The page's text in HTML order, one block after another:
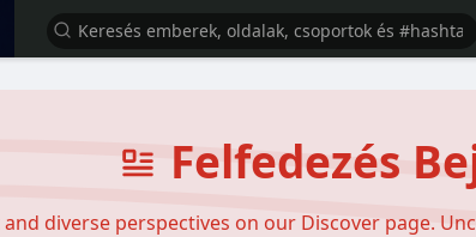
Felfedezés
diverse perspectives on our Discover page.